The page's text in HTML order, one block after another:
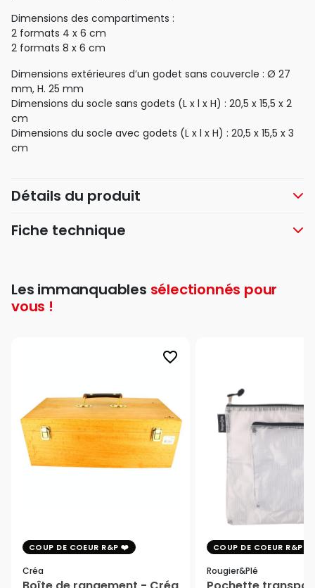
Dimensions des compartiments :
2 formats 4 x 6 cm
2 formats 8 x 6 cm
Dimensions extérieures d’un godet sans couvercle : Ø 27
mm, H. 25 mm
Dimensions du socle sans godets (L x l x H) : 20,5 x 15,5 x 2
cm
Dimensions du socle avec godets (L x l x H) : 20,5 x 15,5 x 3
cm
Détails du produit
Fiche technique
Les immanquables sélectionnés pour
vous !
favorite_border
COUP DE COEUR R&P
Créa
COUP DE COEUR R&P
Rougier&plé